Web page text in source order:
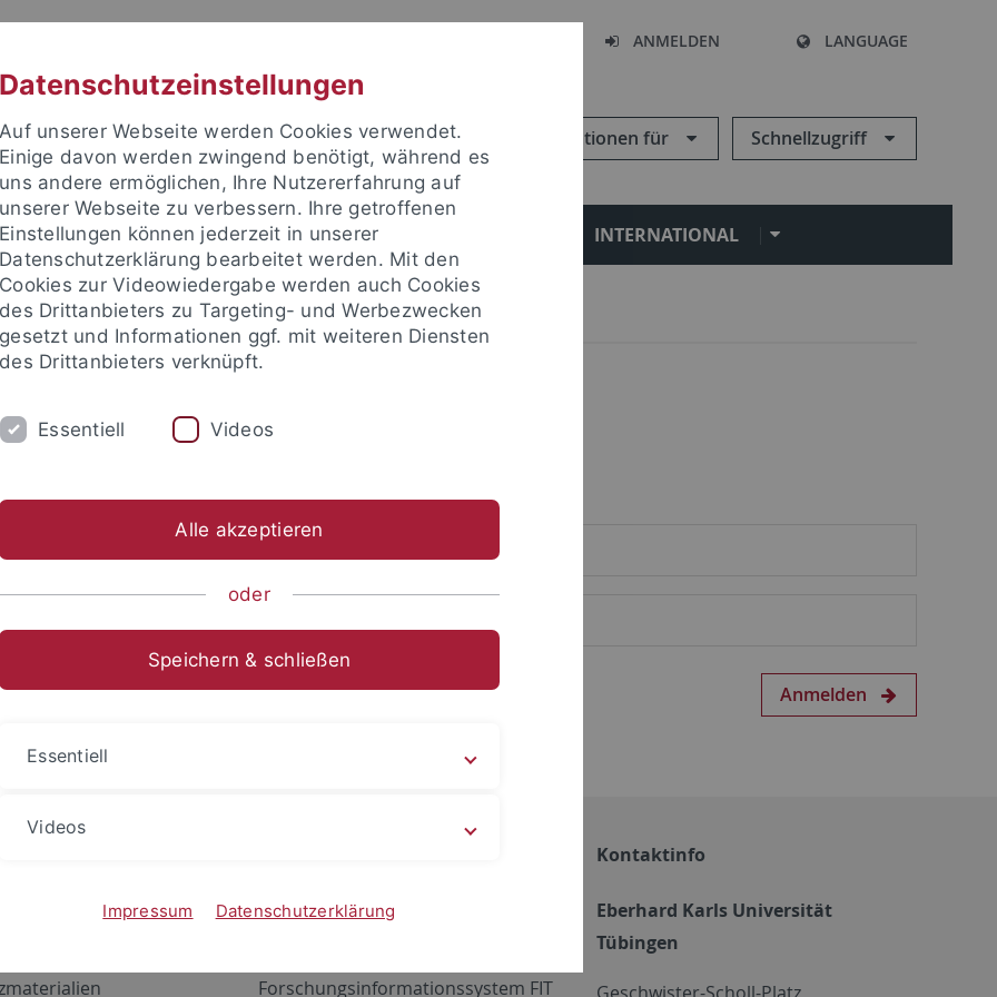
ANMELDEN LANGUAGE
Informationen für Schnellzugriff
FORSCHUNG EINRICHTUNGEN INTERNATIONAL
um sich anzumelden:
Anmelden
Netzwerk
ALMA
Forschungsinformationssystem FIT
Kontaktinfo
Eberhard Karls Universität
Tübingen
Datenschutzeinstellungen
Auf unserer Webseite werden Cookies verwendet.
Einige davon werden zwingend benötigt, während es
uns andere ermöglichen, Ihre Nutzererfahrung auf
unserer Webseite zu verbessern. Ihre getroffenen
Einstellungen können jederzeit in unserer
Datenschutzerklärung bearbeitet werden. Mit den
Cookies zur Videowiedergabe werden auch Cookies
des Drittanbieters zu Targeting- und Werbezwecken
gesetzt und Informationen ggf. mit weiteren Diensten
des Drittanbieters verknüpft.
Essentiell Videos
Alle akzeptieren
oder
Speichern & schließen
Essentiell
Videos
Impressum Datenschutzerklärung